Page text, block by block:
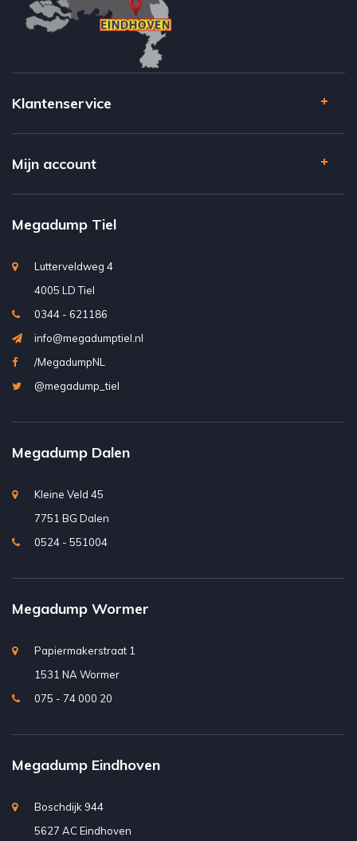
Klantenservice
Mijn account
Megadump Tiel
Lutterveldweg 4
4005 LD Tiel
0344 - 621186
info@megadumptiel.nl
/MegadumpNL
@megadump_tiel
Megadump Dalen
Kleine Veld 45
7751 BG Dalen
0524 - 551004
Megadump Wormer
Papiermakerstraat 1
1531 NA Wormer
075 - 74 000 20
Megadump Eindhoven
Boschdijk 944
5627 AC Eindhoven